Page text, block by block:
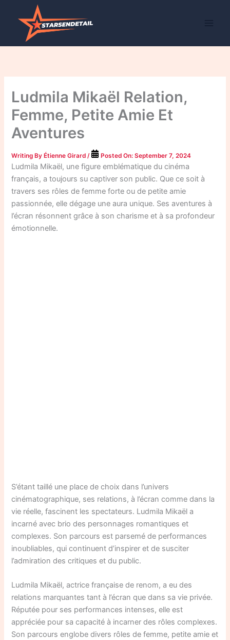
Ludmila Mikaël Relation,
Femme, Petite Amie Et
Aventures
Writing ByÉtienne Girard / Posted On:September 7, 2024
Ludmila Mikaël, une figure emblématique du cinéma
français, a toujours su captiver son public. Que ce soit à
travers ses rôles de femme forte ou de petite amie
passionnée, elle dégage une aura unique. Ses aventures à
l’écran résonnent grâce à son charisme et à sa profondeur
émotionnelle.
S’étant taillé une place de choix dans l’univers
cinématographique, ses relations, à l’écran comme dans la
vie réelle, fascinent les spectateurs. Ludmila Mikaël a
incarné avec brio des personnages romantiques et
complexes. Son parcours est parsemé de performances
inoubliables, qui continuent d’inspirer et de susciter
l’admiration des critiques et du public.
Ludmila Mikaël, actrice française de renom, a eu des
relations marquantes tant à l’écran que dans sa vie privée.
Réputée pour ses performances intenses, elle est
appréciée pour sa capacité à incarner des rôles complexes.
Son parcours englobe divers rôles de femme, petite amie et